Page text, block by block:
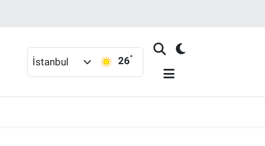
İstanbul 26°